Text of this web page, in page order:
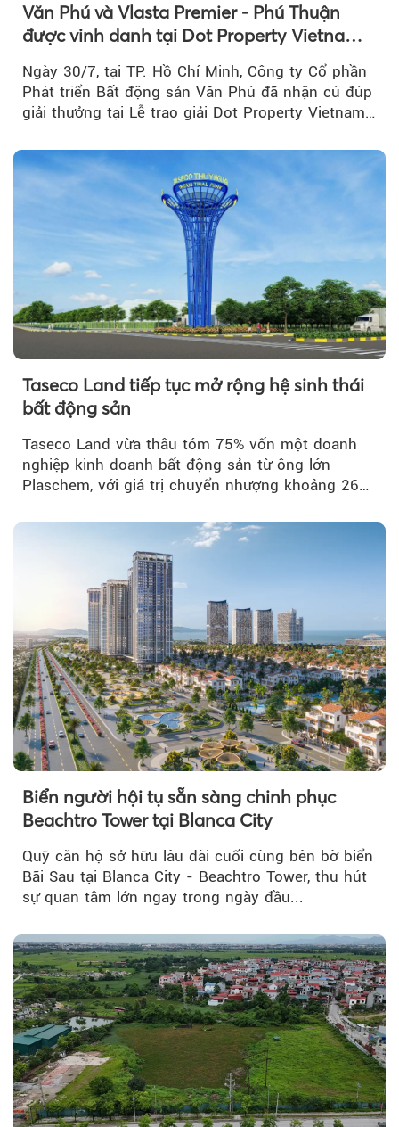
Văn Phú và Vlasta Premier - Phú Thuận
được vinh danh tại Dot Property Vietnam
Real Estate Awards 2026
Ngày 30/7, tại TP. Hồ Chí Minh, Công ty Cổ phần
Phát triển Bất động sản Văn Phú đã nhận cú đúp
giải thưởng tại Lễ trao giải Dot Property Vietnam
Taseco Land tiếp tục mở rộng hệ sinh thái
bất động sản
Taseco Land vừa thâu tóm 75% vốn một doanh
nghiệp kinh doanh bất động sản từ ông lớn
Plaschem, với giá trị chuyển nhượng khoảng 262
Biển người hội tụ sẵn sàng chinh phục
Beachtro Tower tại Blanca City
Quỹ căn hộ sở hữu lâu dài cuối cùng bên bờ biển
Bãi Sau tại Blanca City - Beachtro Tower, thu hút
sự quan tâm lớn ngay trong ngày đầu...